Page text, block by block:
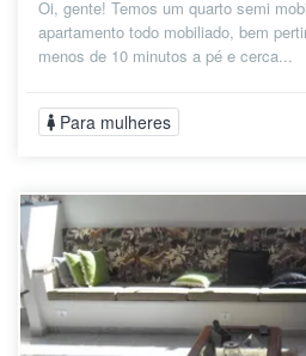
Oi, gente! Temos um quarto semi
apartamento todo mobiliado, bem
menos de 10 minutos a pé e cerca...
Para mulheres